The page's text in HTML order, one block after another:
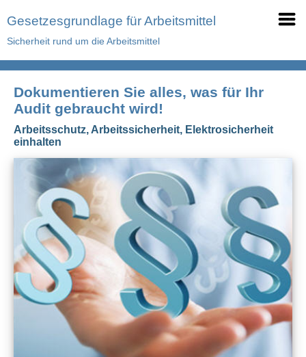
Gesetzesgrundlage für Arbeitsmittel
Sicherheit rund um die Arbeitsmittel
Dokumentieren Sie alles, was für Ihr
Audit gebraucht wird!
Arbeitsschutz, Arbeitssicherheit, Elektrosicherheit
einhalten